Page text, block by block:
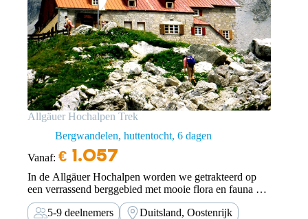
Allgäuer Hochalpen Trek
Bergwandelen, huttentocht 6 dagen
Vanaf: € 1.057
In de Allgäuer Hochalpen worden we getrakteerd op
een verrassend berggebied met mooie flora en fauna en
gezellige berghutten met goede keukens.
5-9 deelnemers
Duitsland, Oostenrijk